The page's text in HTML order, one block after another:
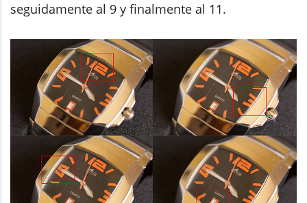
seguidamente al 9 y finalmente al 11.